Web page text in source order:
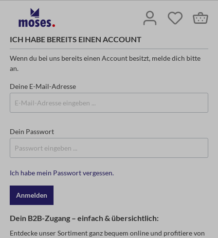
ICH HABE BEREITS EINEN ACCOUNT
Wenn du bei uns bereits einen Account besitzt, melde dich bitte
an.
Deine E-Mail-Adresse
Dein Passwort
Ich habe mein Passwort vergessen.
Anmelden
Dein B2B-Zugang – einfach & übersichtlich:
Entdecke unser Sortiment ganz bequem online und profitiere von